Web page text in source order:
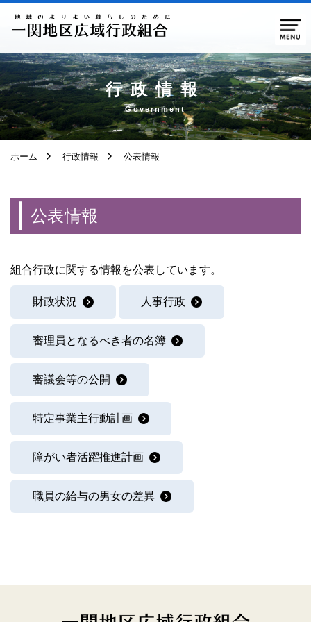
ページ本文へ移動
行政情報
Government
ホーム 行政情報 公表情報
公表情報
組合行政に関する情報を公表しています。
財政状況 人事行政
審理員となるべき者の名簿
審議会等の公開
特定事業主行動計画
障がい者活躍推進計画
職員の給与の男女の差異